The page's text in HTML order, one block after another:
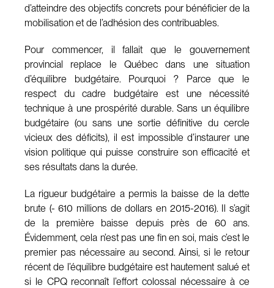
d’atteindre des objectifs concrets pour bénéficier de la
mobilisation et de l’adhésion des contribuables.
Pour commencer, il fallait que le gouvernement
provincial replace le Québec dans une situation
d’équilibre budgétaire. Pourquoi ? Parce que le
respect du cadre budgétaire est une nécessité
technique à une prospérité durable. Sans un équilibre
budgétaire (ou sans une sortie définitive du cercle
vicieux des déficits), il est impossible d’instaurer une
vision politique qui puisse construire son efficacité et
ses résultats dans la durée.
La rigueur budgétaire a permis la baisse de la dette
brute (- 610 millions de dollars en 2015-2016). Il s’agit
de la première baisse depuis près de 60 ans.
Évidemment, cela n’est pas une fin en soi, mais c’est le
premier pas nécessaire au second. Ainsi, si le retour
récent de l’équilibre budgétaire est hautement salué et
si le CPQ reconnaît l’effort colossal nécessaire à ce